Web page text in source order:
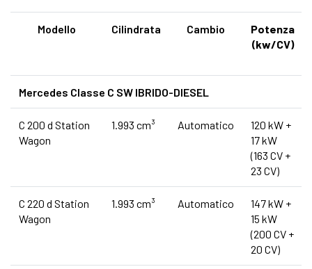
Modello Cilindrata Cambio
Potenza
(kw/CV)
Mercedes Classe C SW IBRIDO-DIESEL
C 200 d Station
Wagon
1.993 cm³ Automatico
120 kW +
17 kW
(163 CV +
23 CV)
C 220 d Station
Wagon
1.993 cm³ Automatico
147 kW +
15 kW
(200 CV +
20 CV)